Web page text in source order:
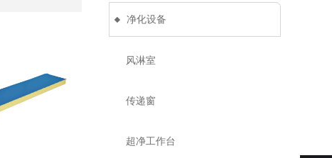
净化设备
风淋室
传递窗
超净工作台